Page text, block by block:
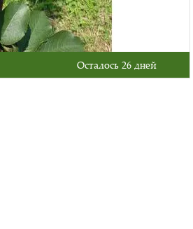
Осталось 26 дней